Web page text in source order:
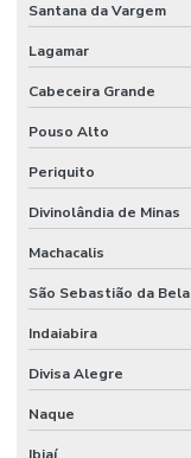
Santana da Vargem
Lagamar
Cabeceira Grande
Pouso Alto
Periquito
Divinolândia de Minas
Machacalis
São Sebastião da
Indaiabira
Divisa Alegre
Naque